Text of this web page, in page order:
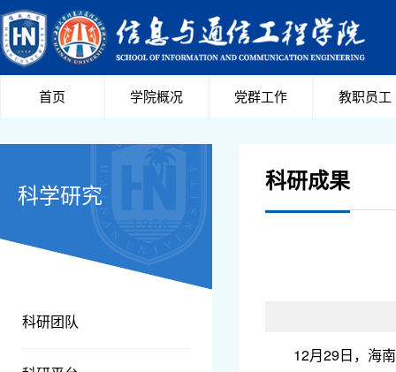
首页 学院概况 党群工作 教职员工
科学研究
科研团队
科研成果
12月29日，海